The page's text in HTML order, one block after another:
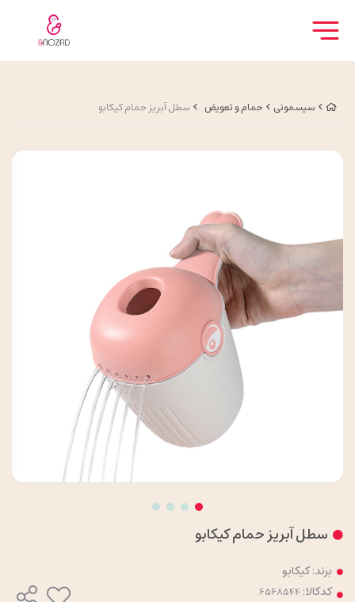
سیسمونی حمام و تعویض سطل آبریز حمام کیکابو
سطل آبریز حمام کیکابو
برند:کیکابو
کدکالا: